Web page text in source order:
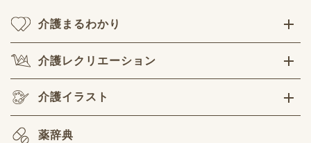
介護まるわかり
介護レクリエーション
介護イラスト
薬辞典